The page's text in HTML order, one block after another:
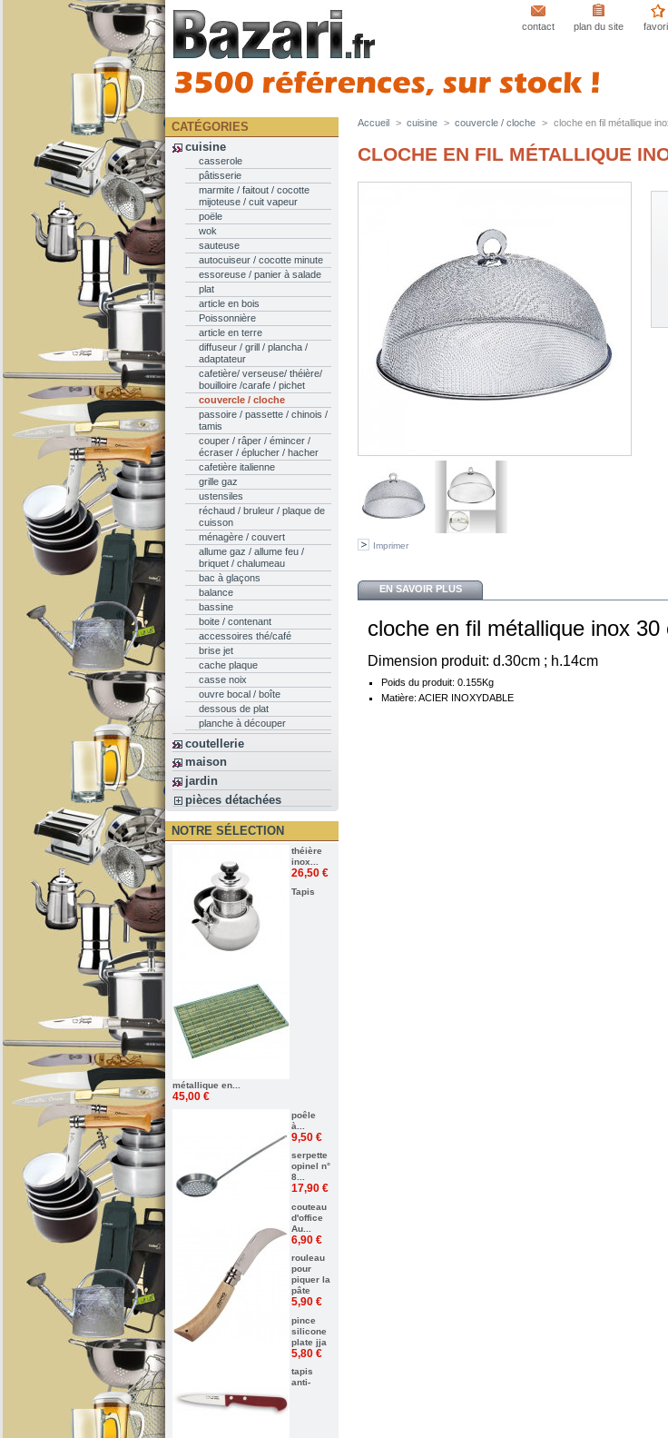
contact plan du site
CATÉGORIES
cuisine
casserole
pâtisserie
marmite / faitout / cocotte
mijoteuse / cuit vapeur
poële
wok
sauteuse
autocuiseur / cocotte minute
essoreuse / panier à salade
plat
article en bois
Poissonnière
article en terre
diffuseur / grill / plancha /
adaptateur
cafetière/ verseuse/ théière/
bouilloire /carafe / pichet
couvercle / cloche
passoire / passette / chinois /
tamis
couper / râper / émincer /
écraser / éplucher / hacher
cafetière italienne
grille gaz
ustensiles
réchaud / bruleur / plaque de
cuisson
ménagère / couvert
allume gaz / allume feu /
briquet / chalumeau
bac à glaçons
balance
bassine
boite / contenant
accessoires thé/café
brise jet
cache plaque
casse noix
ouvre bocal / boîte
dessous de plat
planche à découper
coutellerie
maison
jardin
pièces détachées
NOTRE SÉLECTION
théière
inox...
26,50 €
Tapis
métallique en...
45,00 €
poêle
à...
9,50 €
serpette
opinel n°
8...
17,90 €
couteau
d'office
Au...
6,90 €
rouleau
pour
piquer la
pâte
5,90 €
pince
silicone
plate jja
5,80 €
tapis
anti-
Accueil > cuisine > couvercle / cloche > cloche en fil métallique
CLOCHE EN FIL MÉTALLIQUE
Imprimer
EN SAVOIR PLUS
cloche en fil métallique inox 30
Dimension produit: d.30cm ; h.14cm
Poids du produit: 0.155Kg
Matière: ACIER INOXYDABLE